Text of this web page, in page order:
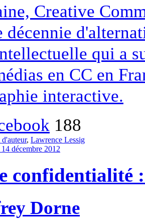
Creative
décennie
qui a
en CC en
interactive.
188
, Lawrence Lessig
14 décembre 2012
confidentialité
Dorne